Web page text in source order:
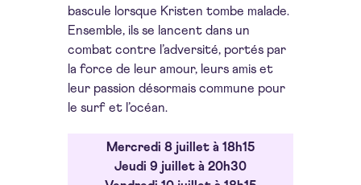
bascule lorsque Kristen tombe malade.
Ensemble, ils se lancent dans un
combat contre l’adversité, portés par
la force de leur amour, leurs amis et
leur passion désormais commune pour
le surf et l’océan.
Mercredi 8 juillet à 18h15
Jeudi 9 juillet à 20h30